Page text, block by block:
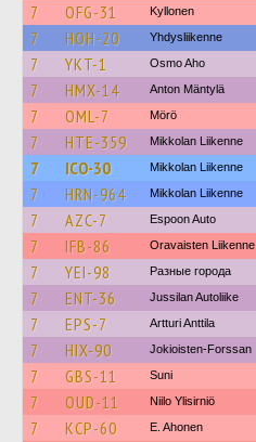
7 OFG-31 Kyllonen
7 HOH-20 Yhdysliikenne
7 YKT-1 Osmo Aho
7 HMX-14 Anton Mäntylä
7 OML-7 Mörö
7 HTE-359 Mikkolan Liikenne
7 ICO-30 Mikkolan Liikenne
7 HRN-964 Mikkolan Liikenne
7 AZC-7 Espoon Auto
7 IFB-86 Oravaisten Liikenne
7 YEI-98 Разные города
7 ENT-36 Jussilan Autoliike
7 EPS-7 Artturi Anttila
7 HIX-90 Jokioisten-Forssan
7 GBS-11 Suni
7 OUD-11 Niilo Ylisirniö
7 KCP-60 E. Ahonen